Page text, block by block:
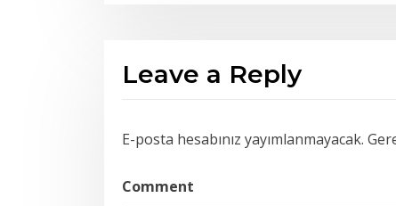
Leave a Reply
E-posta hesabınız yayımlanmayacak.
Comment